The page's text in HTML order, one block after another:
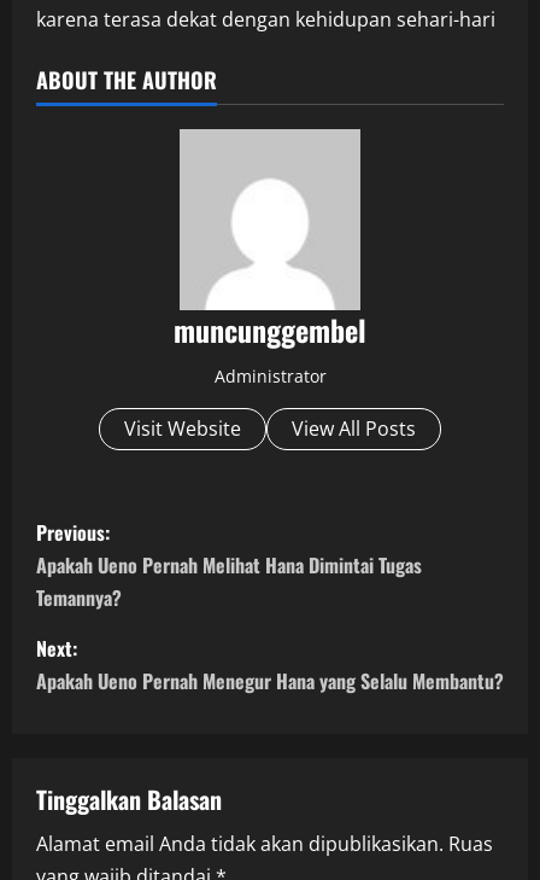
karena terasa dekat dengan kehidupan sehari-hari
ABOUT THE AUTHOR
muncunggembel
Administrator
Visit Website View All Posts
P
o
s
t
a
v
Previous:
Apakah Ueno Pernah Melihat Hana Dimintai Tugas
Temannya?
Next:
Apakah Ueno Pernah Menegur Hana yang Selalu Membantu?
Tinggalkan Balasan
Alamat email Anda tidak akan dipublikasikan. Ruas